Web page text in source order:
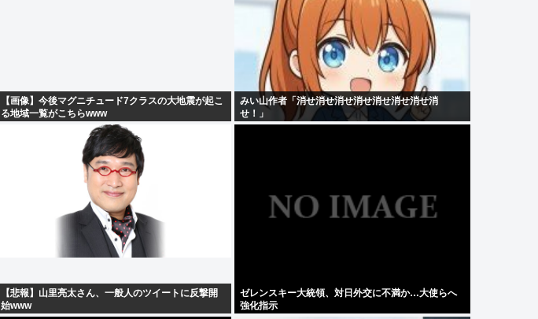
【画像】今後マグニチュード7クラスの大地震が起こ
る地域一覧がこちらwww
みい山作者「消せ消せ消せ消せ消せ消せ消せ消
せ！」
【悲報】山里亮太さん、一般人のツイートに反撃開
始www
ゼレンスキー大統領、対日外交に不満か…大使らへ
強化指示